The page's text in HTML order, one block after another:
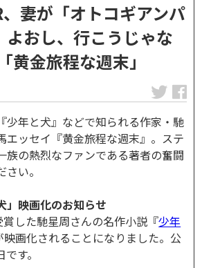
妻が「オトコギアンパ
よおし、行こうじゃな
黄金旅程な週末」
少年と犬』などで知られる作家・馳
エッセイ『黄金旅程な週末』。ステ
族の熱烈なファンである著者の奮闘
い。
映画化のお知らせ
した馳星周さんの名作小説『少年
画化されることになりました。公
す。